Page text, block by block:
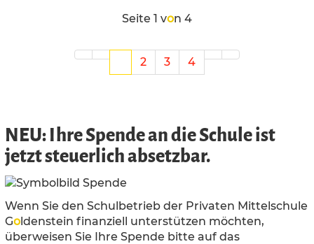
Seite 1 von 4
2 3 4
NEU: Ihre Spende an die Schule ist
jetzt steuerlich absetzbar.
Wenn Sie den Schulbetrieb der Privaten Mittelschule
Goldenstein finanziell unterstützen möchten,
überweisen Sie Ihre Spende bitte auf das